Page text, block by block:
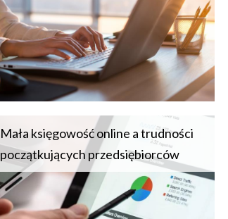
Mała księgowość online a trudności
początkujących przedsiębiorców